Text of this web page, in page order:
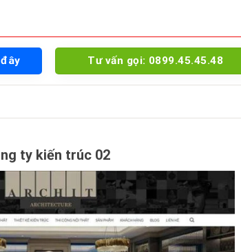
Tư vấn gọi: 0899.45.45.48
ty kiến trúc 02